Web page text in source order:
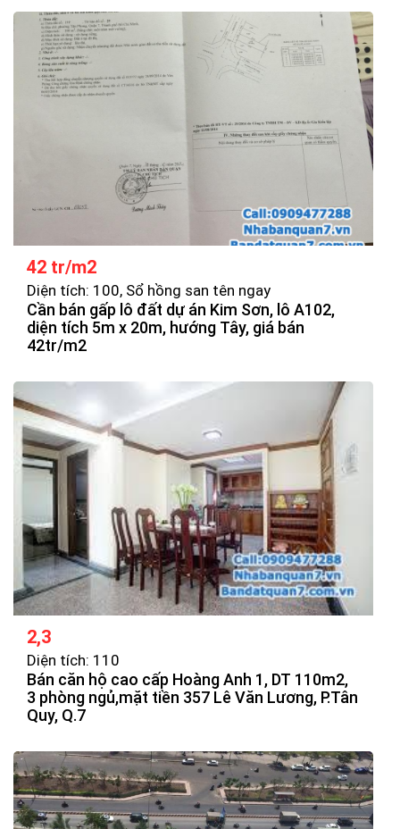
42 tr/m2
Diện tích: 100, Sổ hồng san tên ngay
Cần bán gấp lô đất dự án Kim Sơn, lô A102,
diện tích 5m x 20m, hướng Tây, giá bán
42tr/m2
2,3
Diện tích: 110
Bán căn hộ cao cấp Hoàng Anh 1, DT 110m2,
3 phòng ngủ,mặt tiền 357 Lê Văn Lương, P.Tân
Quy, Q.7